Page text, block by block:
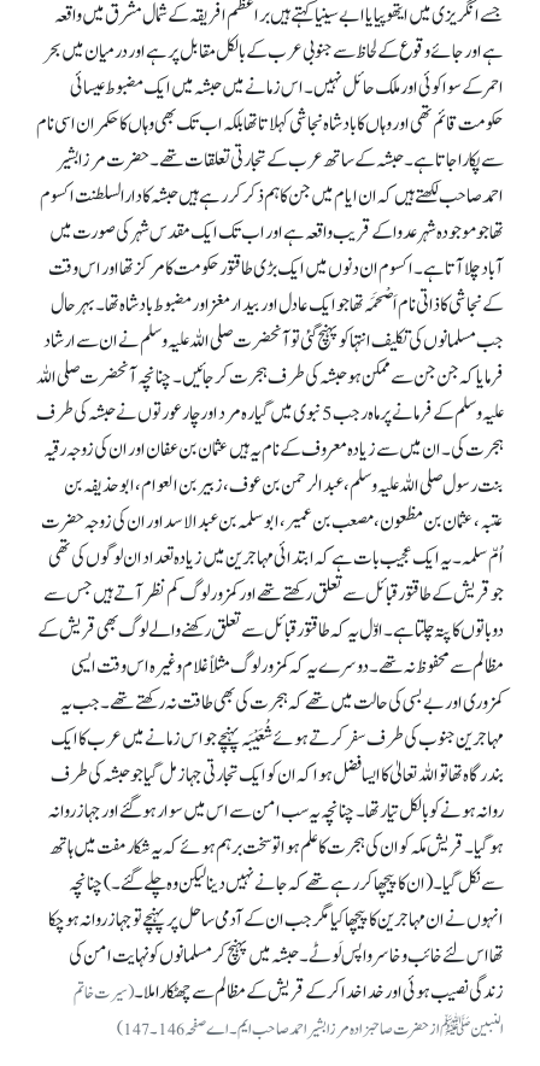
جسے انگریزی میں ایتھوپیا یا ابے سینیا کہتے ہیں براعظم افریقہ کے شمال مشرق میں واقعہ
ہے اور جائے وقوع کے لحاظ سے جنوبی عرب کے بالکل مقابل پر ہے اور درمیان میں بحر
احمر کے سوا کوئی اور ملک حائل نہیں۔ اس زمانے میں حبشہ میں ایک مضبوط عیسائی
حکومت قائم تھی اور وہاں کا بادشاہ نجاشی کہلاتا تھا بلکہ اب تک بھی وہاں کا حکمران اسی نام
سے پکارا جاتا ہے۔ حبشہ کے ساتھ عرب کے تجارتی تعلقات تھے۔ حضرت مرزا بشیر
احمد صاحب لکھتے ہیں کہ ان ایام میں جن کا ہم ذکر کر رہے ہیں حبشہ کا دارالسلطنت اکسوم
تھا جو موجودہ شہر عدوا کے قریب واقعہ ہے اور اب تک ایک مقدس شہر کی صورت میں
آباد چلا آتا ہے۔ اکسوم ان دنوں میں ایک بڑی طاقتور حکومت کا مرکز تھا اور اس وقت
کے نجاشی کا ذاتی نام اَصْحَمَہ تھا جو ایک عادل اور بیدار مغز اور مضبوط بادشاہ تھا۔ بہرحال
جب مسلمانوں کی تکلیف انتہا کو پہنچ گئی تو آنحضرت صلی اللہ علیہ وسلم نے ان سے ارشاد
فرمایا کہ جن جن سے ممکن ہو حبشہ کی طرف ہجرت کر جائیں۔ چنانچہ آنحضرت صلی اللہ
علیہ وسلم کے فرمانے پر ماہ رجب 5 نبوی میں گیارہ مرد اور چار عورتوں نے حبشہ کی طرف
ہجرت کی۔ ان میں سے زیادہ معروف کے نام یہ ہیں عثمان بن عفان اور ان کی زوجہ رقیہ
بنت رسول صلی اللہ علیہ وسلم، عبدالرحمن بن عوف، زبیر بن العوام، ابو حذیفہ بن
عتبہ، عثمان بن مظعون، مصعب بن عمیر، ابوسلمہ بن عبدالاسد اور ان کی زوجہ حضرت
اُمّ سلمہ۔ یہ ایک عجیب بات ہے کہ ابتدائی مہاجرین میں زیادہ تعداد ان لوگوں کی تھی
جو قریش کے طاقتور قبائل سے تعلق رکھتے تھے اور کمزور لوگ کم نظر آتے ہیں جس سے
دو باتوں کا پتہ چلتا ہے۔ اوّل یہ کہ طاقتور قبائل سے تعلق رکھنے والے لوگ بھی قریش کے
مظالم سے محفوظ نہ تھے۔ دوسرے یہ کہ کمزور لوگ مثلاً غلام وغیرہ اس وقت ایسی
کمزوری اور بے بسی کی حالت میں تھے کہ ہجرت کی بھی طاقت نہ رکھتے تھے۔ جب یہ
مہاجرین جنوب کی طرف سفر کرتے ہوئے شُعَیْبَہ پہنچے جو اس زمانے میں عرب کا ایک
بندرگاہ تھا تو اللہ تعالیٰ کا ایسا فضل ہوا کہ ان کو ایک تجارتی جہاز مل گیا جو حبشہ کی طرف
روانہ ہونے کو بالکل تیار تھا۔ چنانچہ یہ سب امن سے اس میں سوار ہو گئے اور جہاز روانہ
ہو گیا۔ قریش مکہ کو ان کی ہجرت کا علم ہوا تو سخت برہم ہوئے کہ یہ شکار مفت میں ہاتھ
سے نکل گیا۔ (ان کا پیچھا کر رہے تھے کہ جانے نہیں دینا لیکن وہ چلے گئے۔) چنانچہ
انہوں نے ان مہاجرین کا پیچھا کیا مگر جب ان کے آدمی ساحل پر پہنچے تو جہاز روانہ ہو چکا
تھا اس لئے خائب و خاسر واپس لَوٹے۔ حبشہ میں پہنچ کر مسلمانوں کو نہایت امن کی
زندگی نصیب ہوئی اور خدا خدا کر کے قریش کے مظالم سے چھٹکارا ملا۔(سیرت خاتم
النبینﷺ از حضرت صاحبزادہ مرزا بشیر احمد صاحب ایم۔ اے صفحہ146۔ 147)